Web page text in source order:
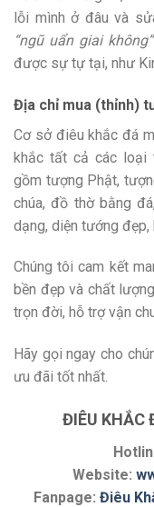
lỗi mình ở đâu và
“ngũ uẩn giai
được sự tự tại, như
Địa chỉ mua (thỉnh)
Cơ sở điêu khắc đá
khắc tất cả các loại
gồm tượng Phật,
chúa, đồ thờ bằng
dạng, diện tướng
Chúng tôi cam kết
bền đẹp và chất
trọn đời, hỗ trợ vận
Hãy gọi ngay cho
ưu đãi tốt nhất.
ĐIÊU KHẮC
Website:
Fanpage: Điêu